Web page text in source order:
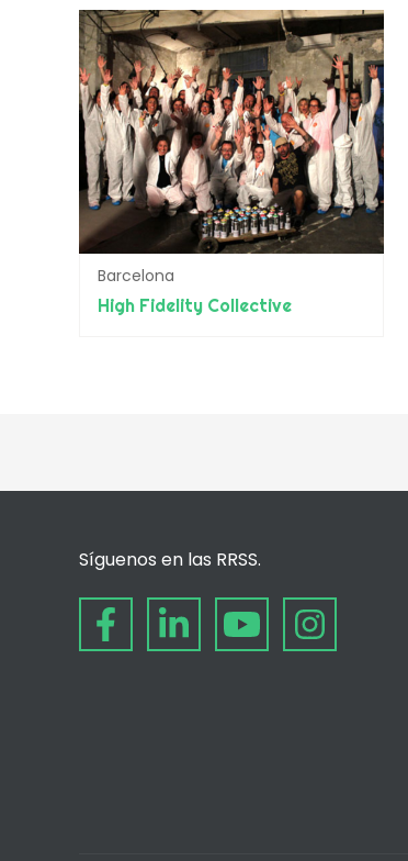
Barcelona
High Fidelity Collective
Síguenos en las RRSS.